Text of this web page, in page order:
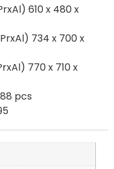
610 x 480 x
734 x 700 x
770 x 710 x
88 pcs